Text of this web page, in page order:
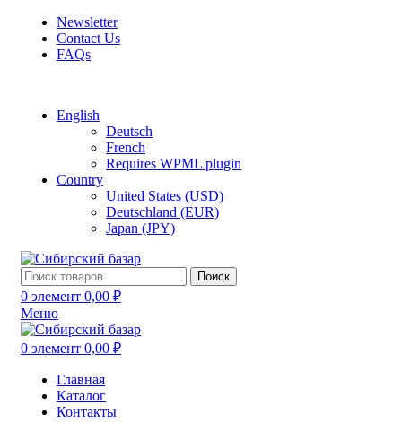
Newsletter
Contact Us
FAQs
English
Deutsch
French
Requires WPML plugin
Country
United States (USD)
Deutschland (EUR)
Japan (JPY)
Поиск
0 элемент 0,00 ₽
Меню
0 элемент 0,00 ₽
Главная
Каталог
Контакты